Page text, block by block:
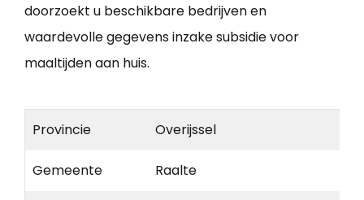
doorzoekt u beschikbare bedrijven en
waardevolle gegevens inzake subsidie voor
maaltijden aan huis.
Provincie Overijssel
Gemeente Raalte